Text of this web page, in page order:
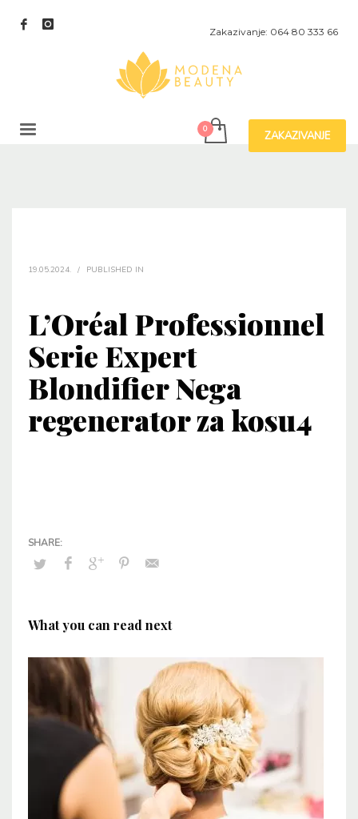
Zakazivanje: 064 80 333 66
ZAKAZIVANJE
19.05.2024. / PUBLISHED IN
L’Oréal Professionnel
Serie Expert
Blondifier Nega
regenerator za kosu4
What you can read next